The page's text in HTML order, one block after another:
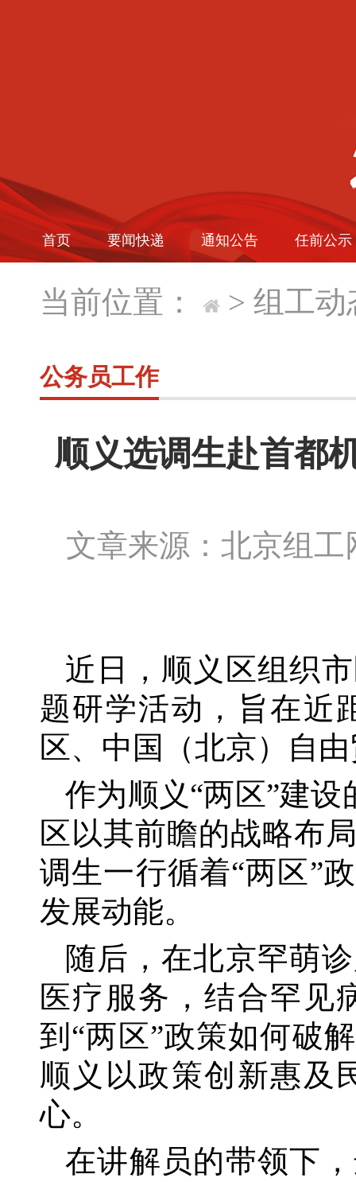
首页 要闻快递 通知公告 任前公示
当前位置： > 组工动
公务员工作
顺义选调生赴首都
文章来源：北京
近日，顺义区组织
题研学活动，旨在近
区、中国（北京）自
作为顺义“两区”建
区以其前瞻的战略布
调生一行循着“两区”
发展动能。
随后，在北京罕萌
医疗服务，结合罕见
到 “两区”政策如何破
顺义以政策创新惠及
心。
在讲解员的带领下